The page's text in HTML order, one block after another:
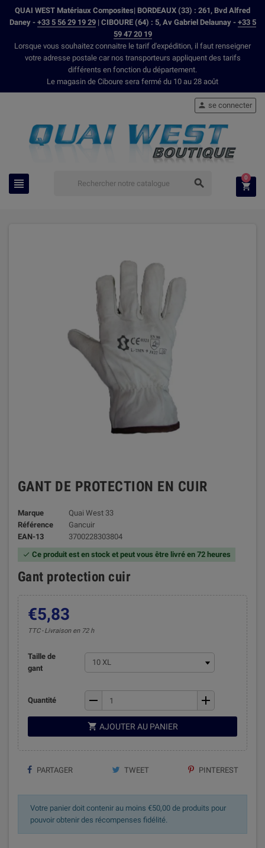
QUAI WEST Matériaux Composites| BORDEAUX (33) : 261, Bvd Alfred
Daney - +33 5 56 29 19 29| CIBOURE (64) : 5, Av Gabriel Delaunay - +33 5
59 47 20 19
Lorsque vous souhaitez connaitre le tarif d'expédition, il faut renseigner
votre adresse postale car nos transporteurs appliquent des tarifs
différents en fonction du département.
Le magasin de Ciboure sera fermé du 10 au 28 août
 
 se connecter

0
GANT DE PROTECTION EN CUIR
Marque
Quai West 33
Référence
Gancuir
EAN-13
3700228303804
 Ce produit est en stock et peut vous être livré en 72 heures
Gant protection cuir
€5,83
TTC Livraison en 72 h
Taille de
gant
Quantité remove add
 AJOUTER AU PANIER
PARTAGER TWEET PINTEREST
Votre panier doit contenir au moins €50,00 de produits pour
pouvoir obtenir des récompenses fidélité.